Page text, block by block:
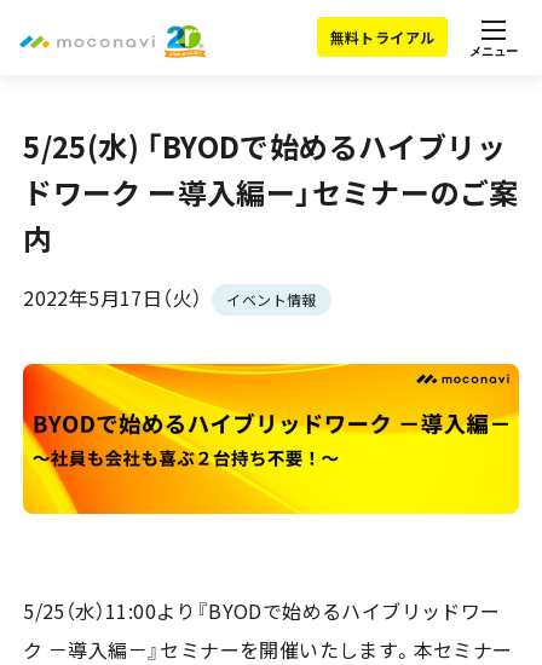
無料トライアル
メニュー
5/25(水) 「BYODで始めるハイブリッ
ドワーク ー導入編ー」セミナーのご案
内
2022年5月17日（火） イベント情報
5/25（水）11:00より『BYODで始めるハイブリッドワー
ク －導入編－』セミナーを開催いたします。本セミナー